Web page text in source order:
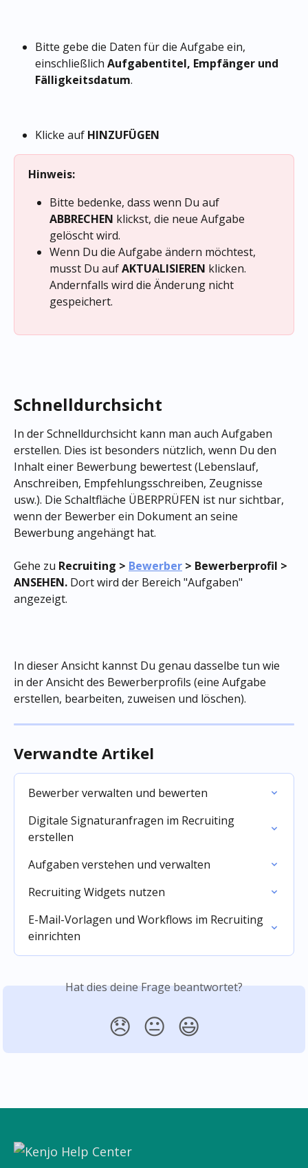
Bitte gebe die Daten für die Aufgabe ein,
einschließlich Aufgabentitel, Empfänger und
Fälligkeitsdatum.
Klicke auf HINZUFÜGEN
Hinweis:
Bitte bedenke, dass wenn Du auf
ABBRECHEN klickst, die neue Aufgabe
gelöscht wird.
Wenn Du die Aufgabe ändern möchtest,
musst Du auf AKTUALISIEREN klicken.
Andernfalls wird die Änderung nicht
gespeichert.
Schnelldurchsicht
In der Schnelldurchsicht kann man auch Aufgaben
erstellen. Dies ist besonders nützlich, wenn Du den
Inhalt einer Bewerbung bewertest (Lebenslauf,
Anschreiben, Empfehlungsschreiben, Zeugnisse
usw.). Die Schaltfläche ÜBERPRÜFEN ist nur sichtbar,
wenn der Bewerber ein Dokument an seine
Bewerbung angehängt hat.
Gehe zu Recruiting > Bewerber > Bewerberprofil >
ANSEHEN. Dort wird der Bereich "Aufgaben"
angezeigt.
In dieser Ansicht kannst Du genau dasselbe tun wie
in der Ansicht des Bewerberprofils (eine Aufgabe
erstellen, bearbeiten, zuweisen und löschen).
Verwandte Artikel
Bewerber verwalten und bewerten
Digitale Signaturanfragen im Recruiting
erstellen
Aufgaben verstehen und verwalten
Recruiting Widgets nutzen
E-Mail-Vorlagen und Workflows im Recruiting
einrichten
Hat dies deine Frage beantwortet?
😞 😐 😃